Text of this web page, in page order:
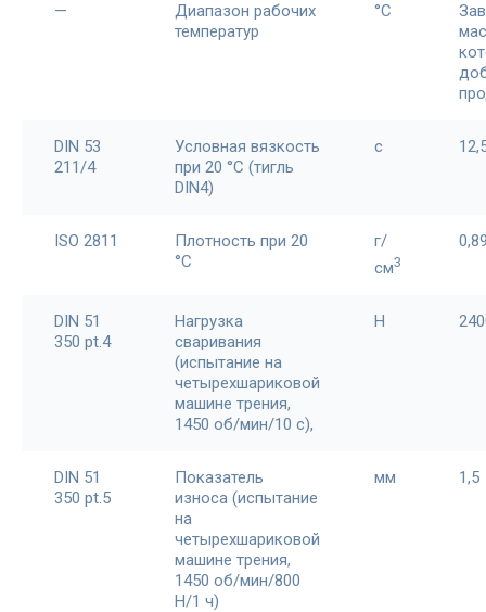
—
Диапазон рабочих
температур
°С
DIN 53
211/4
Условная вязкость
при 20 °С (тигль
DIN4)
с
ISO 2811
Плотность при 20
°С
г/
см3
DIN 51
350 pt.4
Нагрузка
сваривания
(испытание на
четырехшариковой
машине трения,
1450 об/мин/10 с),
Н
DIN 51
350 pt.5
Показатель
износа (испытание
на
четырехшариковой
машине трения,
1450 об/мин/800
Н/1 ч)
мм 1,5